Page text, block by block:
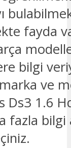
fayda
bilgi
ve
Ds3 1.6
fazla bilgi